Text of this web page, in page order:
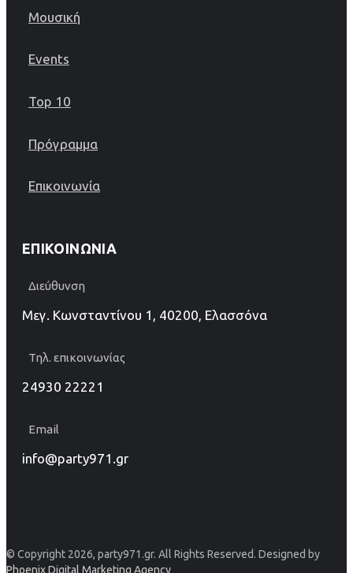
Μουσική
Events
Top 10
Πρόγραμμα
Επικοινωνία
ΕΠΙΚΟΙΝΩΝΊΑ
Διεύθυνση
Μεγ. Κωνσταντίνου 1, 40200, Ελασσόνα
Τηλ. επικοινωνίας
24930 22221
Email
info@party971.gr
© Copyright 2026, party971.gr. All Rights Reserved. Designed by
Phoenix Digital Marketing Agency